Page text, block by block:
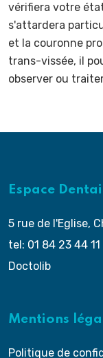
vérifiera votre
s'attardera
et la couronne
trans-vissée, il
observer ou
Espace
5 rue de l'Eglise,
tel: 01 84 23 44 11
Doctolib
Mentions
Politique de